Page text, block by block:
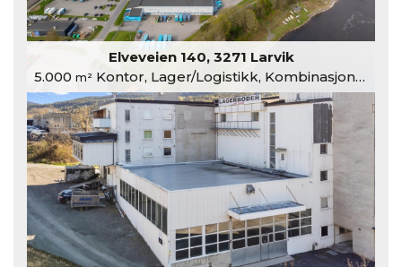
Elveveien 140, 3271 Larvik
5.000 m²Kontor, Lager/Logistikk, Kombinasjonslokaler